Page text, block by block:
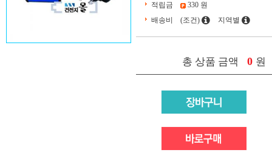
적립금
330 원
배송비
(조건) 지역별
총 상품 금액 0 원